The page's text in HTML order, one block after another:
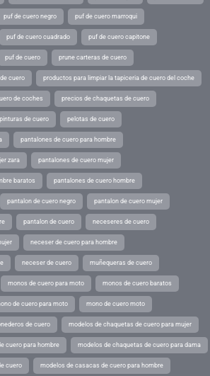
puf de cuero negro puf de cuero marroqui
puf de cuero cuadrado puf de cuero capitone
puf de cuero prune carteras de cuero
cuero productos para limpiar la tapiceria de cuero del coche
de coches precios de chaquetas de cuero
pinturas de cuero pelotas de cuero
pantalones de cuero para hombre
zara pantalones de cuero mujer
baratos pantalones de cuero hombre
pantalon de cuero negro pantalon de cuero mujer
pantalon de cuero neceseres de cuero
neceser de cuero para hombre
neceser de cuero muñequeras de cuero
monos de cuero para moto monos de cuero baratos
de cuero para moto mono de cuero moto
de cuero modelos de chaquetas de cuero para mujer
cuero para hombre modelos de chaquetas de cuero para dama
cuero modelos de casacas de cuero para hombre